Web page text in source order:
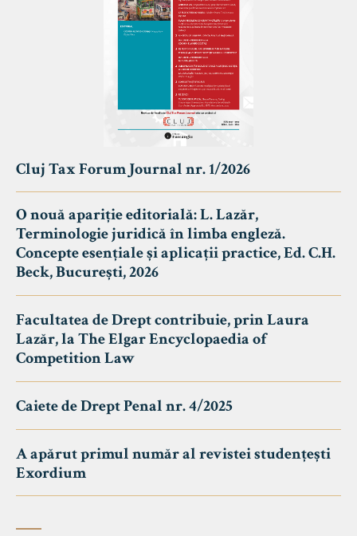
Cluj Tax Forum Journal nr. 1/2026
O nouă apariție editorială: L. Lazăr,
Terminologie juridică în limba engleză.
Concepte esențiale și aplicații practice, Ed. C.H.
Beck, București, 2026
Facultatea de Drept contribuie, prin Laura
Lazăr, la The Elgar Encyclopaedia of
Competition Law
Caiete de Drept Penal nr. 4/2025
A apărut primul număr al revistei studențești
Exordium